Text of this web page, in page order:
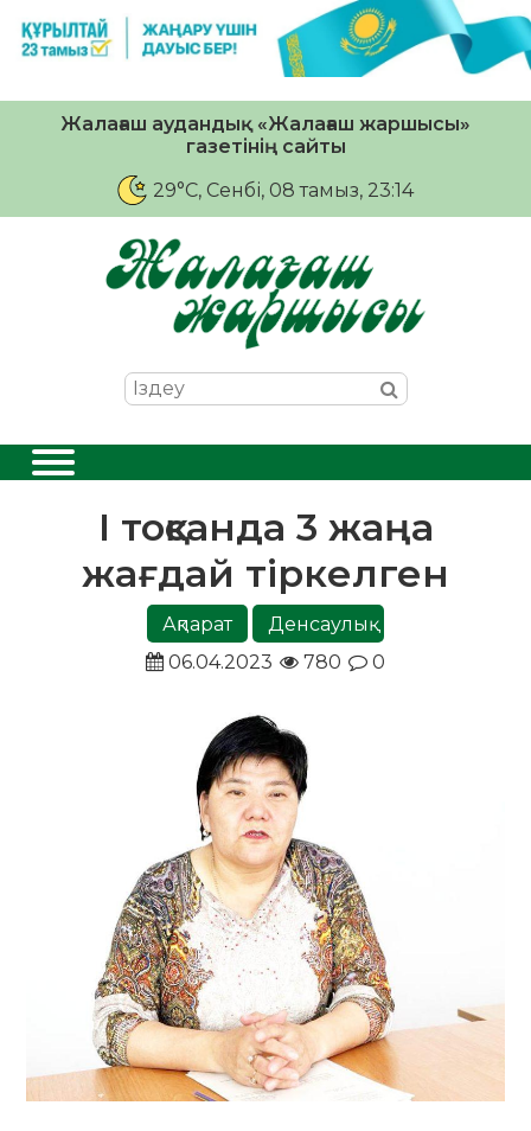
Жалағаш аудандық «Жалағаш жаршысы»
газетінің сайты
29°C, Сенбі, 08 тамыз, 23:14
І тоқсанда 3 жаңа
жағдай тіркелген
Ақпарат
Денсаулық
06.04.2023
780 0